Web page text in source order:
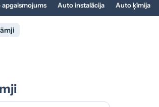
apgaismojums Auto instalācija Auto ķīmija